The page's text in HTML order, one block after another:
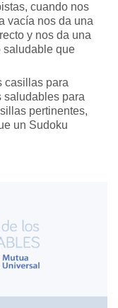
cuando nos
vacía nos da una
y nos da una
saludable que
casillas para
saludables para
pertinentes,
un Sudoku